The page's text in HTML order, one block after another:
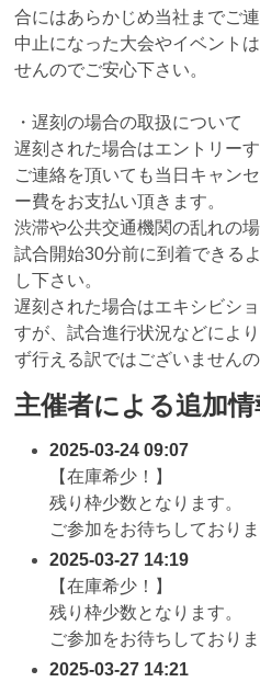
合にはあらかじめ当社までご連
中止になった大会やイベント
せんのでご安心下さい。
・遅刻の場合の取扱について
遅刻された場合はエントリー
ご連絡を頂いても当日キャン
ー費をお支払い頂きます。
渋滞や公共交通機関の乱れの場
試合開始30分前に到着できる
し下さい。
遅刻された場合はエキシビシ
すが、試合進行状況などによ
ず行える訳ではございません
主催者による追加情
2025-03-24 09:07
【在庫希少！】
残り枠少数となります。
ご参加をお待ちしておりま
2025-03-27 14:19
【在庫希少！】
残り枠少数となります。
ご参加をお待ちしておりま
2025-03-27 14:21